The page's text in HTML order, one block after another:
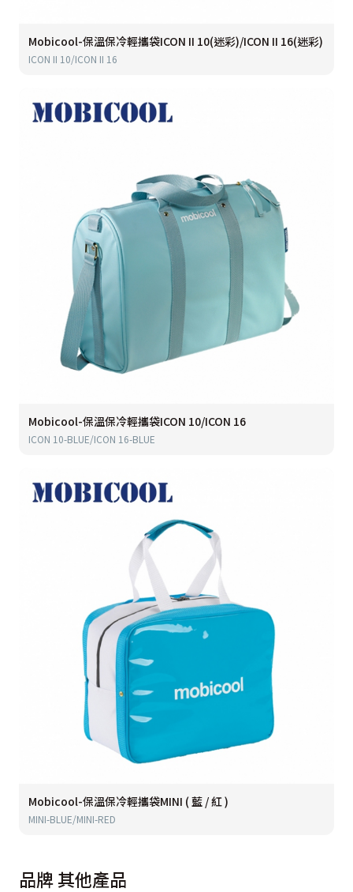
Mobicool-保溫保冷輕攜袋ICON II 10(迷彩)/ICON II 16(迷彩)
ICON II 10/ICON II 16
Mobicool-保溫保冷輕攜袋ICON 10/ICON 16
ICON 10-BLUE/ICON 16-BLUE
Mobicool-保溫保冷輕攜袋MINI ( 藍 / 紅 )
MINI-BLUE/MINI-RED
品牌其他產品